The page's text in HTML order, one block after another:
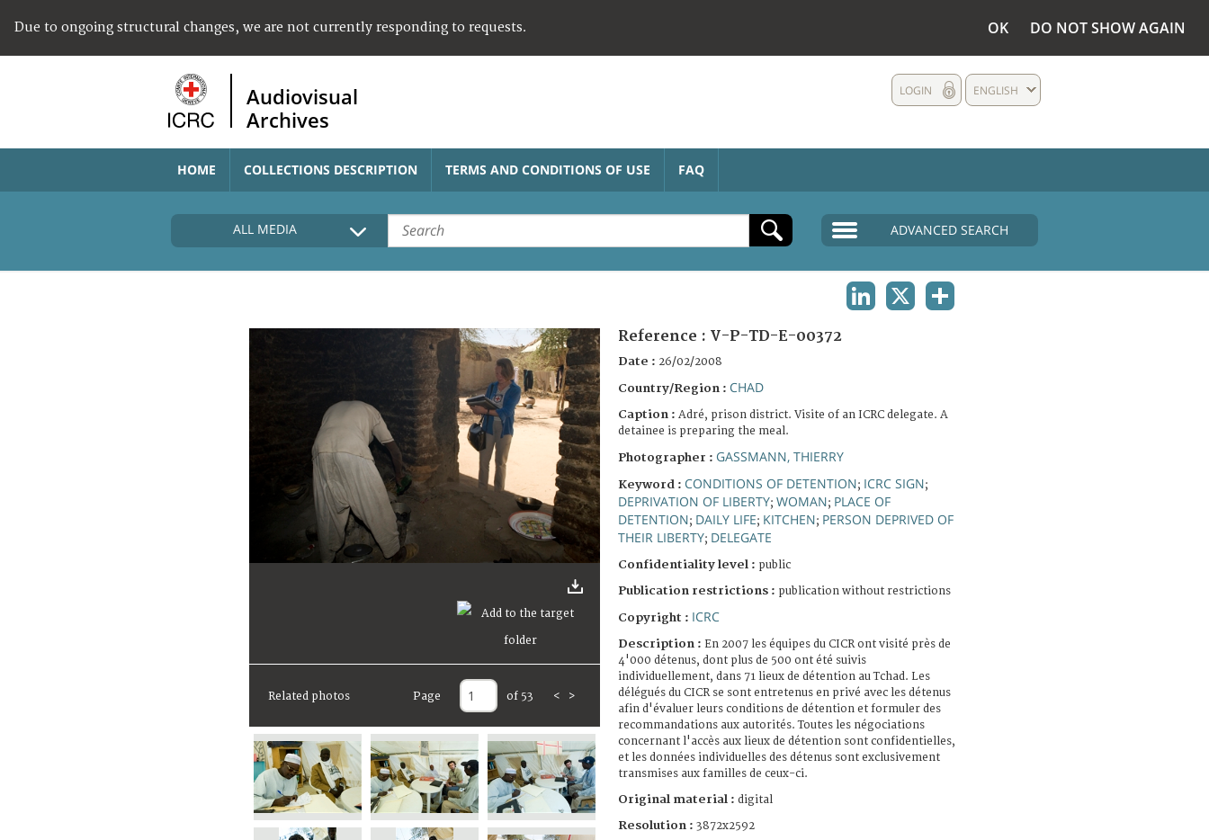
Due to ongoing structural changes, we are not currently responding to requests. OK DO NOT SHOW AGAIN
Audiovisual
Archives
ENGLISH
LOGIN
HOME COLLECTIONS DESCRIPTION TERMS AND CONDITIONS OF USE FAQ
ALL MEDIA ADVANCED SEARCH
Related photos Page of 53 < >
Reference : V-P-TD-E-00372
Date : 26/02/2008
Country/Region : CHAD
Caption : Adré, prison district. Visite of an ICRC delegate. A
detainee is preparing the meal.
Photographer : GASSMANN, THIERRY
Keyword : CONDITIONS OF DETENTION; ICRC SIGN;
DEPRIVATION OF LIBERTY; WOMAN; PLACE OF
DETENTION; DAILY LIFE; KITCHEN; PERSON DEPRIVED OF
THEIR LIBERTY; DELEGATE
Confidentiality level : public
Publication restrictions : publication without restrictions
Copyright : ICRC
Description : En 2007 les équipes du CICR ont visité près de
4'000 détenus, dont plus de 500 ont été suivis
individuellement, dans 71 lieux de détention au Tchad. Les
délégués du CICR se sont entretenus en privé avec les détenus
afin d'évaluer leurs conditions de détention et formuler des
recommandations aux autorités. Toutes les négociations
concernant l'accès aux lieux de détention sont confidentielles,
et les données individuelles des détenus sont exclusivement
transmises aux familles de ceux-ci.
Original material : digital
Resolution : 3872x2592